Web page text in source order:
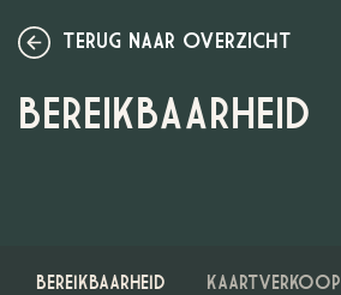
TERUG NAAR OVERZICHT
BEREIKBAARHEID
BEREIKBAARHEID KAARTVERKOOP